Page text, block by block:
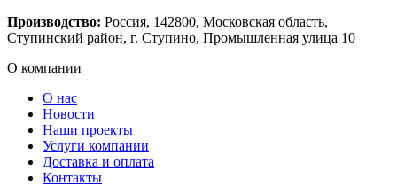
Производство: Россия, 142800, Московская область,
Ступинский район, г. Ступино, Промышленная улица 10
О компании
О нас
Новости
Наши проекты
Услуги компании
Доставка и оплата
Контакты